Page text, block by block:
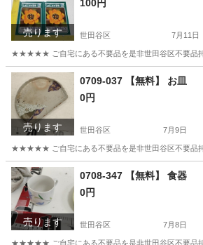
売ります
100円
世田谷区 7月11日
★★★★★ ご自宅にある不要品を是非世田谷区不要品持
東京 世田谷区 スポット
売ります
0709-037 【無料】 お皿
0円
世田谷区 7月9日
★★★★★ ご自宅にある不要品を是非世田谷区不要品持
東京 世田谷区 スポット
売ります
0708-347 【無料】 食器
0円
世田谷区 7月8日
★★★★★ ご自宅にある不要品を是非世田谷区不要品持